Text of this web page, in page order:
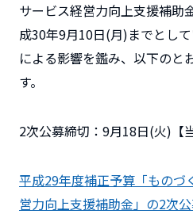
サービス経営力向上支援補助
成30年9月10日(月)までとし
による影響を鑑み、以下のと
す。
2次公募締切：9月18日(火)【
平成29年度補正予算「ものづ
営力向上支援補助金」の2次